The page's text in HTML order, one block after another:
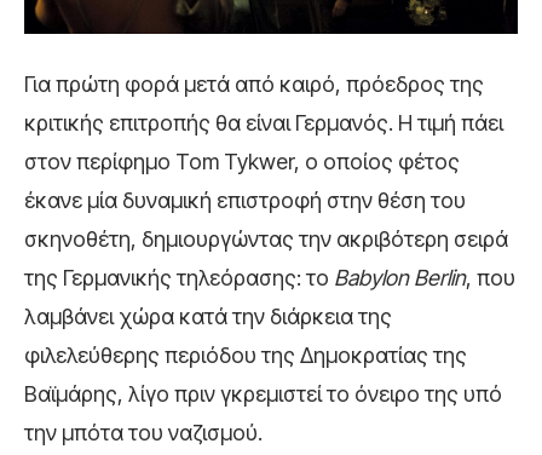
Για πρώτη φορά μετά από καιρό, πρόεδρος της
κριτικής επιτροπής θα είναι Γερμανός. Η τιμή πάει
στον περίφημο Tom Tykwer, ο οποίος φέτος
έκανε μία δυναμική επιστροφή στην θέση του
σκηνοθέτη, δημιουργώντας την ακριβότερη σειρά
της Γερμανικής τηλεόρασης: το BabylonBerlin, που
λαμβάνει χώρα κατά την διάρκεια της
φιλελεύθερης περιόδου της Δημοκρατίας της
Βαϊμάρης, λίγο πριν γκρεμιστεί το όνειρο της υπό
την μπότα του ναζισμού.